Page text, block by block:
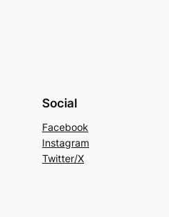
Social
Facebook
Instagram
Twitter/X